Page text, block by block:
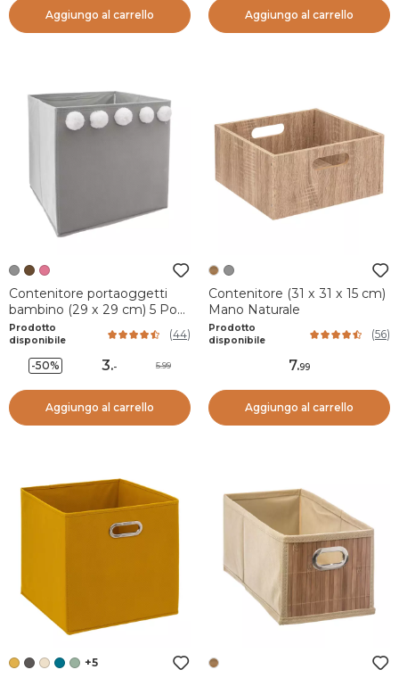
Aggiungo al carrello Aggiungo al carrello
Contenitore portaoggetti
bambino (29 x 29 cm) 5 Pon
pon Grigio
Prodotto
disponibile
(44)
-50% 3.- 5.99
Aggiungo al carrello
Contenitore (31 x 31 x 15 cm)
Mano Naturale
Prodotto
disponibile
(56)
7.99
Aggiungo al carrello
+5